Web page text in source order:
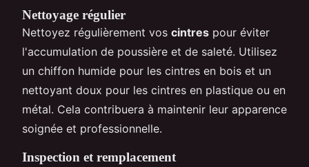
Nettoyage régulier
Nettoyez régulièrement vos cintres pour éviter
l'accumulation de poussière et de saleté. Utilisez
un chiffon humide pour les cintres en bois et un
nettoyant doux pour les cintres en plastique ou en
métal. Cela contribuera à maintenir leur apparence
soignée et professionnelle.
Inspection et remplacement